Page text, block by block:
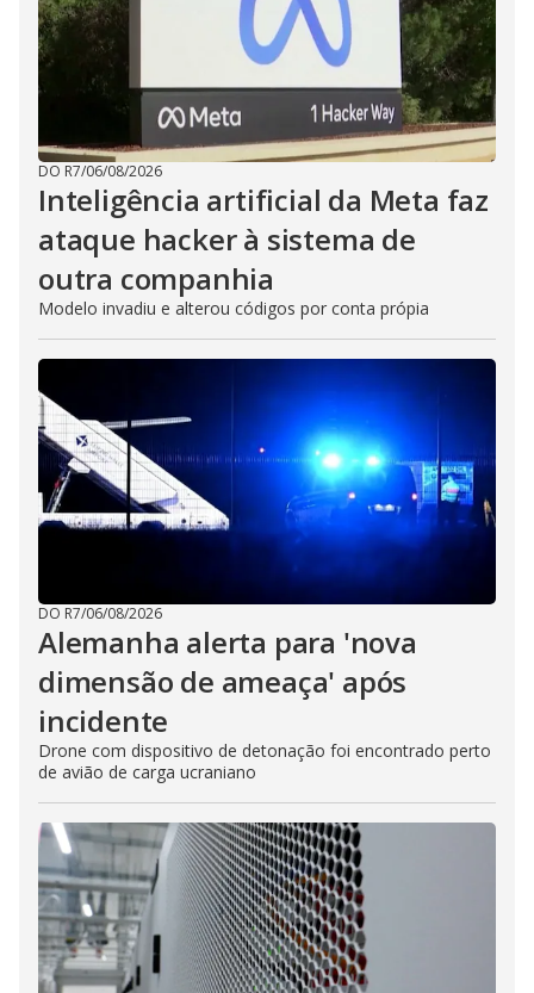
DO R7/06/08/2026
Inteligência artificial da Meta faz
ataque hacker à sistema de
outra companhia
Modelo invadiu e alterou códigos por conta própia
DO R7/06/08/2026
Alemanha alerta para 'nova
dimensão de ameaça' após
incidente
Drone com dispositivo de detonação foi encontrado perto
de avião de carga ucraniano